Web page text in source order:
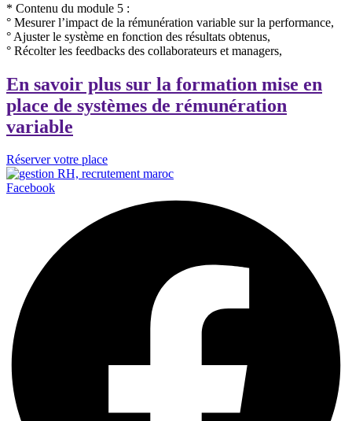
* Contenu du module 5 :
° Mesurer l’impact de la rémunération variable sur la performance,
° Ajuster le système en fonction des résultats obtenus,
° Récolter les feedbacks des collaborateurs et managers,
En savoir plus sur la formation mise en
place de systèmes de rémunération
variable
Réserver votre place
Facebook